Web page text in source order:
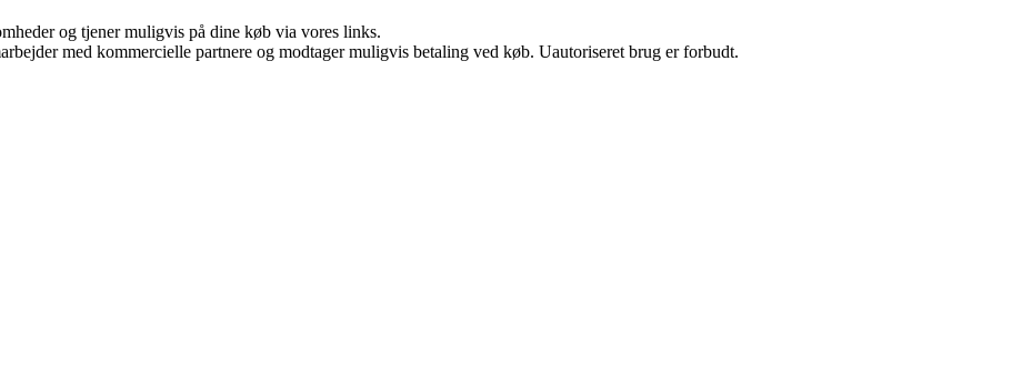
og tjener muligvis på dine køb via vores links.
med kommercielle partnere og modtager muligvis betaling ved køb. Uautoriseret brug er forbudt.